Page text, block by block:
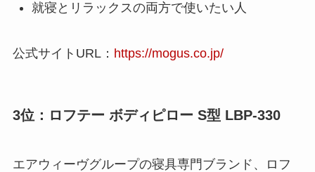
就寝とリラックスの両方で使いたい人
公式サイトURL： https://mogus.co.jp/
3位：ロフテー ボディピロー S型 LBP-330
エアウィーヴグループの寝具専門ブランド、ロフ